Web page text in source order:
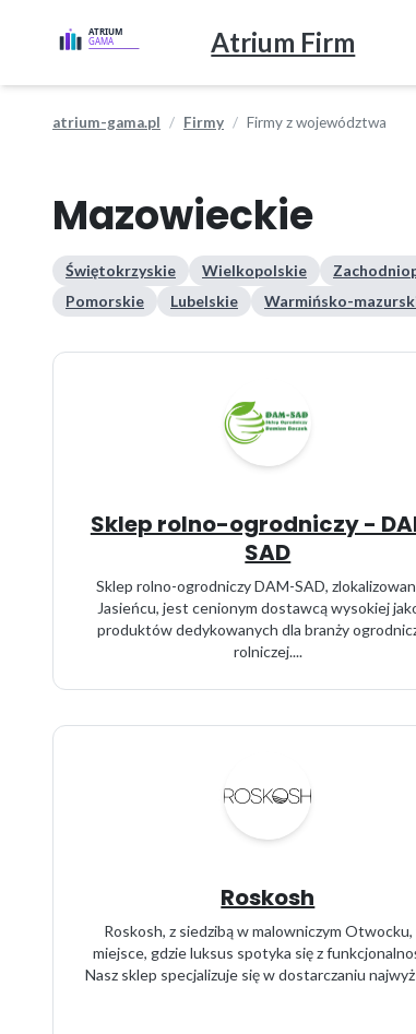
Atrium Firm
atrium-gama.pl Firmy Firmy z województwa
Mazowieckie
Świętokrzyskie Wielkopolskie
Pomorskie
Lubelskie Warmińsko-
Sklep rolno-ogrodniczy -
SAD
Sklep rolno-ogrodniczy DAM-SAD,
Jasieńcu, jest cenionym dostawcą wysokiej
produktów dedykowanych dla branży
rolniczej....
Roskosh
Roskosh, z siedzibą w malowniczym
miejsce, gdzie luksus spotyka się z
Nasz sklep specjalizuje się w dostarczaniu